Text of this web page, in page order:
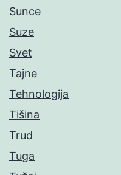
Sunce
Suze
Svet
Tajne
Tehnologija
Tišina
Trud
Tuga